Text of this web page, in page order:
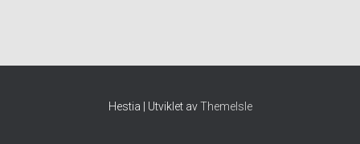
Hestia | Utviklet avThemeIsle